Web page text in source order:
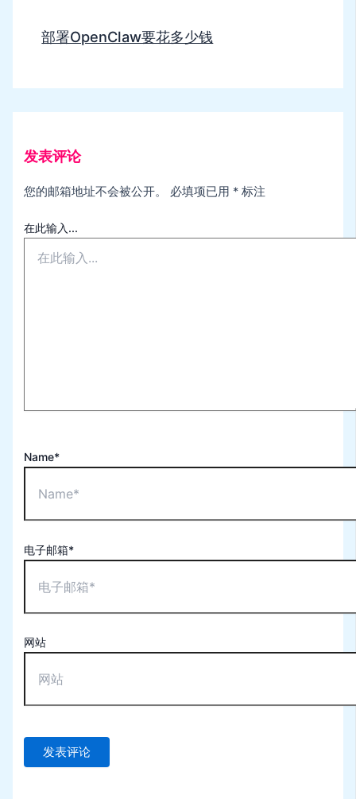
部署OpenClaw要花多少钱
发表评论
您的邮箱地址不会被公开。 必填项已用 * 标注
在此输入...
Name*
电子邮箱*
网站